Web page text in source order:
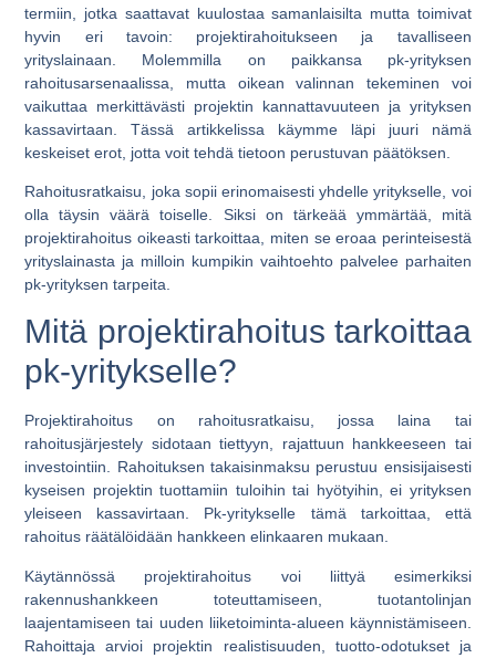
termiin, jotka saattavat kuulostaa samanlaisilta mutta toimivat
hyvin eri tavoin: projektirahoitukseen ja tavalliseen
yrityslainaan. Molemmilla on paikkansa pk-yrityksen
rahoitusarsenaalissa, mutta oikean valinnan tekeminen voi
vaikuttaa merkittävästi projektin kannattavuuteen ja yrityksen
kassavirtaan. Tässä artikkelissa käymme läpi juuri nämä
keskeiset erot, jotta voit tehdä tietoon perustuvan päätöksen.
Rahoitusratkaisu, joka sopii erinomaisesti yhdelle yritykselle, voi
olla täysin väärä toiselle. Siksi on tärkeää ymmärtää, mitä
projektirahoitus oikeasti tarkoittaa, miten se eroaa perinteisestä
yrityslainasta ja milloin kumpikin vaihtoehto palvelee parhaiten
pk-yrityksen tarpeita.
Mitä projektirahoitus tarkoittaa
pk-yritykselle?
Projektirahoitus on rahoitusratkaisu, jossa laina tai
rahoitusjärjestely sidotaan tiettyyn, rajattuun hankkeeseen tai
investointiin. Rahoituksen takaisinmaksu perustuu ensisijaisesti
kyseisen projektin tuottamiin tuloihin tai hyötyihin, ei yrityksen
yleiseen kassavirtaan. Pk-yritykselle tämä tarkoittaa, että
rahoitus räätälöidään hankkeen elinkaaren mukaan.
Käytännössä projektirahoitus voi liittyä esimerkiksi
rakennushankkeen toteuttamiseen, tuotantolinjan
laajentamiseen tai uuden liiketoiminta-alueen käynnistämiseen.
Rahoittaja arvioi projektin realistisuuden, tuotto-odotukset ja